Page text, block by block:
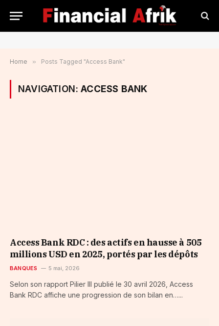
Home » Posts Tagged "Access Bank"
NAVIGATION:ACCESS BANK
Access Bank RDC : des actifs en hausse à 505
millions USD en 2025, portés par les dépôts
BANQUES 5 mai, 2026
Selon son rapport Pilier III publié le 30 avril 2026, Access
Bank RDC affiche une progression de son bilan en…...